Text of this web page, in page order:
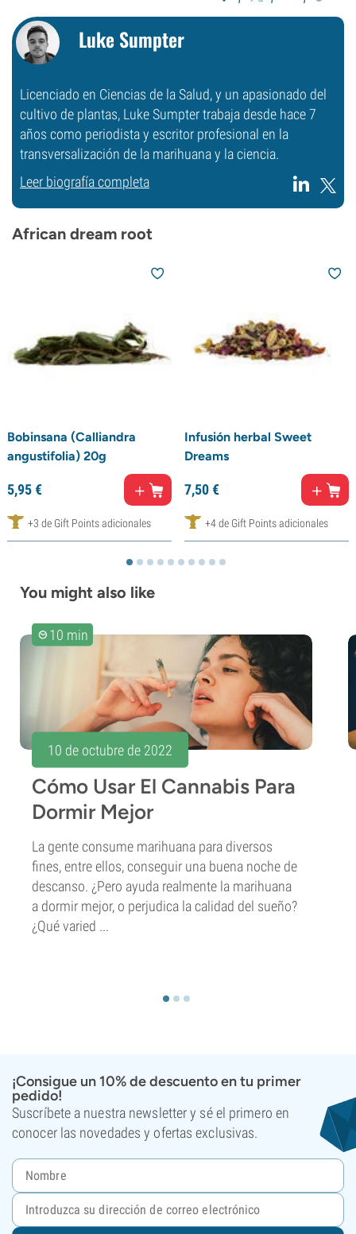
Luke Sumpter
Licenciado en Ciencias de la Salud, y un apasionado del
cultivo de plantas, Luke Sumpter trabaja desde hace 7
años como periodista y escritor profesional en la
transversalización de la marihuana y la ciencia.
Leer biografía completa
African dream root
Bobinsana (Calliandra
angustifolia) 20g
5,95€
+3 de Gift Points adicionales
Infusión herbal Sweet
Dreams
7,50€
+4 de Gift Points adicionales
You might also like
10 min
10 de octubre de 2022
Cómo Usar El Cannabis Para
Dormir Mejor
La gente consume marihuana para diversos
fines, entre ellos, conseguir una buena noche de
descanso. ¿Pero ayuda realmente la marihuana
a dormir mejor, o perjudica la calidad del sueño?
¿Qué varied ...
¡Consigue un 10% de descuento en tu primer
pedido!
Suscríbete a nuestra newsletter y sé el primero en
conocer las novedades y ofertas exclusivas.